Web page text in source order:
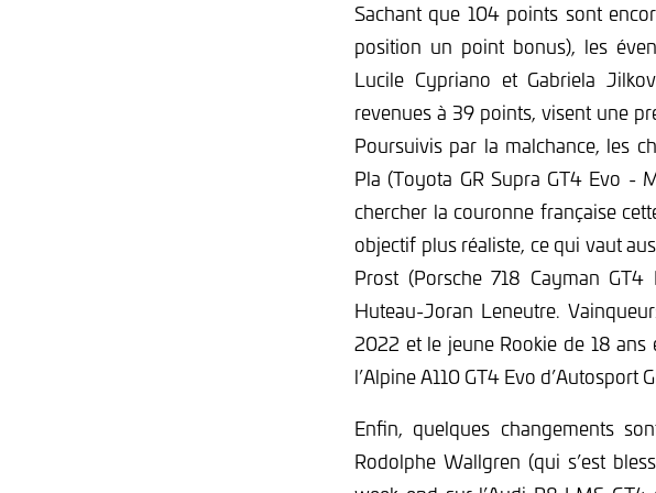
Sachant que 104 points sont
position un point bonus), les
Lucile Cypriano et Gabriela
revenues à 39 points, visent une
Poursuivis par la malchance, les
Pla (Toyota GR Supra GT4 Evo -
chercher la couronne française
objectif plus réaliste, ce qui vaut
Prost (Porsche 718 Cayman
Huteau-Joran Leneutre.
2022 et le jeune Rookie de 18
l’Alpine A110 GT4 Evo d’Autosport
Enfin, quelques changements
Rodolphe Wallgren (qui s’est